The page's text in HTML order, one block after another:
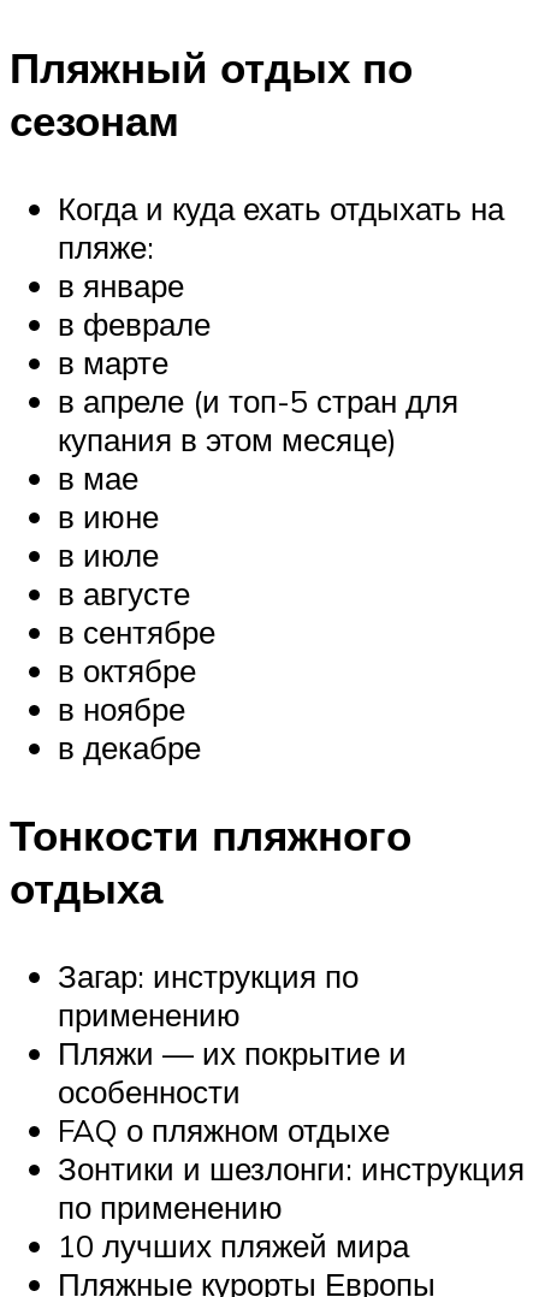
Пляжный отдых по
сезонам
Когда и куда ехать отдыхать на
пляже:
в январе
в феврале
в марте
в апреле (и топ-5 стран для
купания в этом месяце)
в мае
в июне
в июле
в августе
в сентябре
в октябре
в ноябре
в декабре
Тонкости пляжного
отдыха
Загар: инструкция по
применению
Пляжи — их покрытие и
особенности
FAQ о пляжном отдыхе
Зонтики и шезлонги: инструкция
по применению
10 лучших пляжей мира
Пляжные курорты Европы